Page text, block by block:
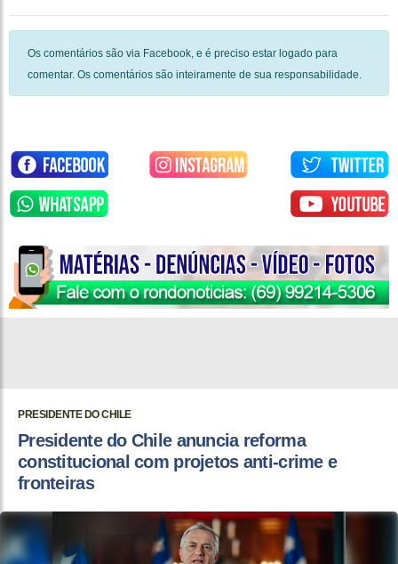
Os comentários são via Facebook, e é preciso estar logado para
comentar. Os comentários são inteiramente de sua responsabilidade.
PRESIDENTE DO CHILE
Presidente do Chile anuncia reforma
constitucional com projetos anti-crime e
fronteiras